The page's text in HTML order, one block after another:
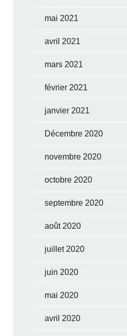
mai 2021
avril 2021
mars 2021
février 2021
janvier 2021
Décembre 2020
novembre 2020
octobre 2020
septembre 2020
août 2020
juillet 2020
juin 2020
mai 2020
avril 2020